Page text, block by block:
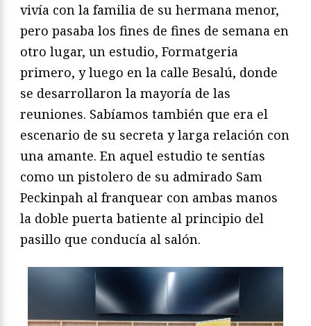
vivía con la familia de su hermana menor,
pero pasaba los fines de fines de semana en
otro lugar, un estudio, Formatgeria
primero, y luego en la calle Besalú, donde
se desarrollaron la mayoría de las
reuniones. Sabíamos también que era el
escenario de su secreta y larga relación con
una amante. En aquel estudio te sentías
como un pistolero de su admirado Sam
Peckinpah al franquear con ambas manos
la doble puerta batiente al principio del
pasillo que conducía al salón.